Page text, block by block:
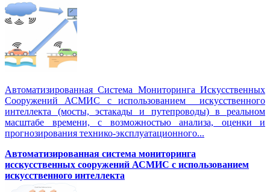
Автоматизированная Система Мониторинга Искусственных
Сооружений АСМИС с использованием искусственного
интеллекта (мосты, эстакады и путепроводы) в реальном
масштабе времени, с возможностью анализа, оценки и
прогнозирования технико-эксплуатационного...
Автоматизированная система мониторинга
исскусственных сооружений АСМИС с использованием
искусственного интеллекта